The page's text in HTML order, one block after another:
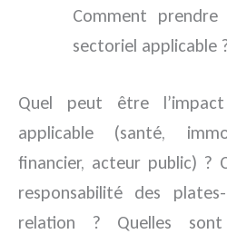
Comment
sectoriel applicable
Quel peut être
applicable (santé,
financier, acteur public) ?
responsabilité des
relation ? Quelles